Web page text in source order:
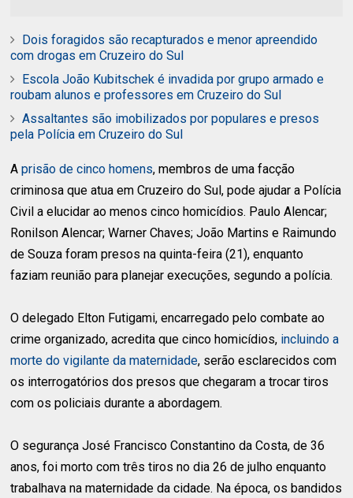
Dois foragidos são recapturados e menor apreendido
com drogas em Cruzeiro do Sul
Escola João Kubitschek é invadida por grupo armado e
roubam alunos e professores em Cruzeiro do Sul
Assaltantes são imobilizados por populares e presos
pela Polícia em Cruzeiro do Sul
Aprisão de cinco homens, membros de uma facção
criminosa que atua em Cruzeiro do Sul, pode ajudar a Polícia
Civil a elucidar ao menos cinco homicídios. Paulo Alencar;
Ronilson Alencar; Warner Chaves; João Martins e Raimundo
de Souza foram presos na quinta-feira (21), enquanto
faziam reunião para planejar execuções, segundo a polícia.
O delegado Elton Futigami, encarregado pelo combate ao
crime organizado, acredita que cinco homicídios, incluindo a
morte do vigilante da maternidade, serão esclarecidos com
os interrogatórios dos presos que chegaram a trocar tiros
com os policiais durante a abordagem.
O segurança José Francisco Constantino da Costa, de 36
anos, foi morto com três tiros no dia 26 de julho enquanto
trabalhava na maternidade da cidade. Na época, os bandidos